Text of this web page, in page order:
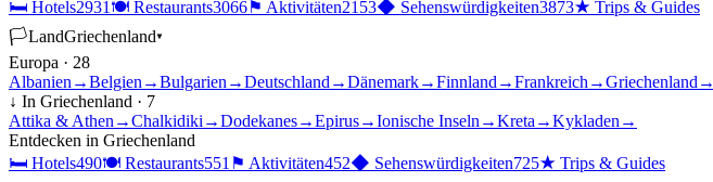
🛏 Hotels2931 🍽 Restaurants3066⚑ Aktivitäten2153◆ Sehenswürdigkeiten3873★ Trips & Guides
🏳LandGriechenland▾
Europa · 28
Albanien →Belgien →Bulgarien →Deutschland →Dänemark→Finnland →Frankreich →Griechenland →
↓ In Griechenland · 7
Attika & Athen →Chalkidiki →Dodekanes→Epirus→Ionische Inseln →Kreta →Kykladen →
Entdecken in Griechenland
🛏 Hotels490🍽 Restaurants551 ⚑ Aktivitäten452◆ Sehenswürdigkeiten725★ Trips & Guides